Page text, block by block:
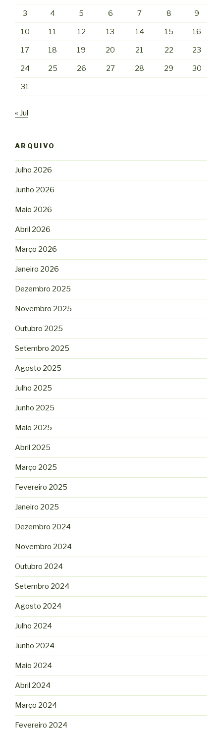
3 4 5 6 7 8 9
10 11 12 13 14 15 16
17 18 19 20 21 22 23
24 25 26 27 28 29 30
31
« Jul
ARQUIVO
Julho 2026
Junho 2026
Maio 2026
Abril 2026
Março 2026
Janeiro 2026
Dezembro 2025
Novembro 2025
Outubro 2025
Setembro 2025
Agosto 2025
Julho 2025
Junho 2025
Maio 2025
Abril 2025
Março 2025
Fevereiro 2025
Janeiro 2025
Dezembro 2024
Novembro 2024
Outubro 2024
Setembro 2024
Agosto 2024
Julho 2024
Junho 2024
Maio 2024
Abril 2024
Março 2024
Fevereiro 2024